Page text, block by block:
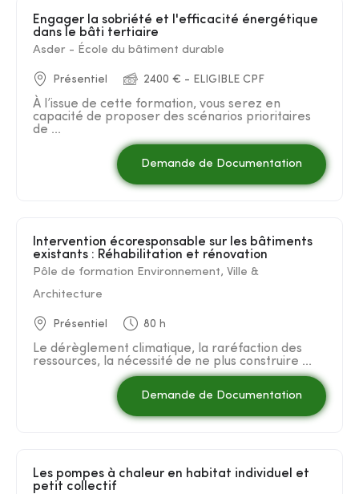
Engager la sobriété et l'efficacité énergétique
dans le bâti tertiaire
Asder - École du bâtiment durable
Présentiel 2400 € - ELIGIBLE CPF
À l’issue de cette formation, vous serez en
capacité de proposer des scénarios prioritaires
de ...
Demande de Documentation
existants : Réhabilitation et rénovation
Pôle de formation Environnement, Ville &
Architecture
Présentiel 80 h
Le dérèglement climatique, la raréfaction des
ressources, la nécessité de ne plus construire ...
Demande de Documentation
Les pompes à chaleur en habitat individuel et
petit collectif